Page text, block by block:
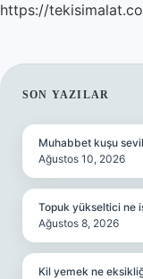
https://
SON YAZILAR
Muhabbet kuşu
Ağustos 10, 2026
Topuk yükseltici ne
Ağustos 8, 2026
Kil yemek ne